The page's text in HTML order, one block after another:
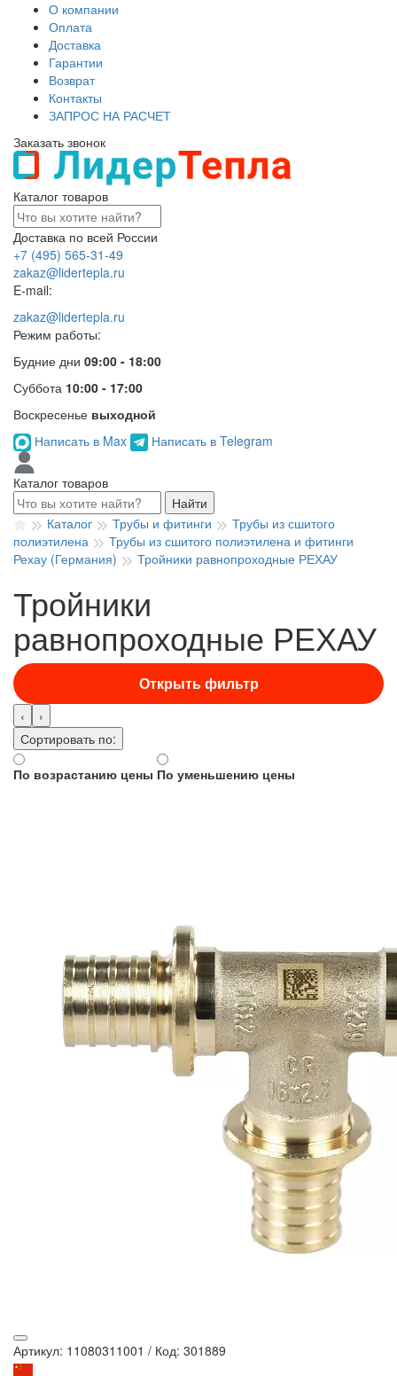
О компании
Оплата
Доставка
Гарантии
Возврат
Контакты
ЗАПРОС НА РАСЧЕТ
Заказать звонок
Каталог товаров
Доставка по всей России
+7 (495) 565-31-49
zakaz@lidertepla.ru
E-mail:
zakaz@lidertepla.ru
Режим работы:
Будние дни 09:00 - 18:00
Суббота 10:00 - 17:00
Воскресенье выходной
Написать в Max
Написать в Telegram
Каталог товаров
Найти
Каталог
Трубы и фитинги
Трубы из сшитого
полиэтилена
Трубы из сшитого полиэтилена и фитинги
Рехау (Германия)
Тройники равнопроходные РЕХАУ
Тройники
равнопроходные РЕХАУ
Открыть фильтр
‹
›
Сортировать по:
По возрастанию цены По уменьшению цены
Артикул: 11080311001 / Код: 301889